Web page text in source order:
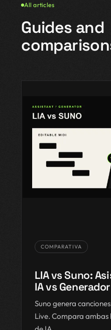
All articles
Guides and
COMPARATIVA
LIA vs Suno:
IA vs
Suno genera
Live. Compara ambas